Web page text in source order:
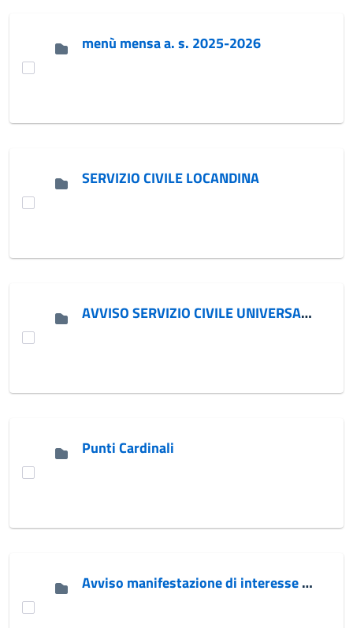
menù mensa a. s. 2025-2026
SERVIZIO CIVILE LOCANDINA
AVVISO SERVIZIO CIVILE UNIVERSALE 2026
Punti Cardinali
Avviso manifestazione di interesse ETS 2026